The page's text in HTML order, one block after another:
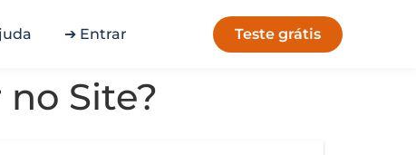
➔ Entrar Teste grátis
Site?